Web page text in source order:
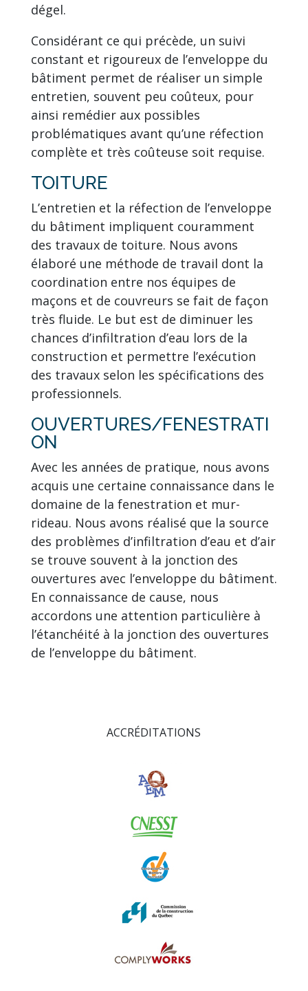
dégel.
Considérant ce qui précède, un suivi
constant et rigoureux de l’enveloppe du
bâtiment permet de réaliser un simple
entretien, souvent peu coûteux, pour
ainsi remédier aux possibles
problématiques avant qu’une réfection
complète et très coûteuse soit requise.
TOITURE
L’entretien et la réfection de l’enveloppe
du bâtiment impliquent couramment
des travaux de toiture. Nous avons
élaboré une méthode de travail dont la
coordination entre nos équipes de
maçons et de couvreurs se fait de façon
très fluide. Le but est de diminuer les
chances d’infiltration d’eau lors de la
construction et permettre l’exécution
des travaux selon les spécifications des
professionnels.
OUVERTURES/FENESTRATI
ON
Avec les années de pratique, nous avons
acquis une certaine connaissance dans le
domaine de la fenestration et mur-
rideau. Nous avons réalisé que la source
des problèmes d’infiltration d’eau et d’air
se trouve souvent à la jonction des
ouvertures avec l’enveloppe du bâtiment.
En connaissance de cause, nous
accordons une attention particulière à
l’étanchéité à la jonction des ouvertures
de l’enveloppe du bâtiment.
ACCRÉDITATIONS